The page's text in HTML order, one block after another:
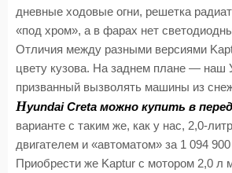
дневные ходовые огни, решетка
«под хром», а в фарах нет
Отличия между разными версиями
цвету кузова. На заднем плане — наш
призванный вызволять машины из
Hyundai Creta можно купить в
варианте с таким же, как у нас, 2,0-
двигателем и «автоматом» за 1 094
Приобрести же Kaptur с мотором 2,0 л